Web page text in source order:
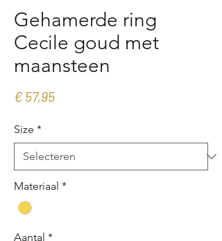
Gehamerde ring
Cecile goud met
maansteen
€ 57,95Prijs
Size *
Materiaal *
Aantal *